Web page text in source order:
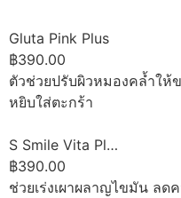
Gluta Pink Plus
฿390.00
ตัวช่วยปรับผิวหมองคล้ำให้
หยิบใส่ตะกร้า
S Smile Vita Pl…
฿390.00
ช่วยเร่งเผาผลาญไขมัน ลด